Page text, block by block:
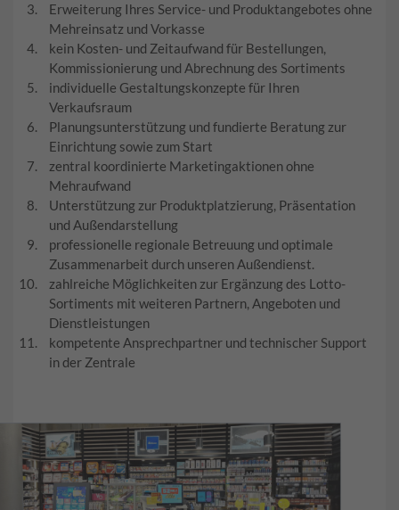
Erweiterung Ihres Service- und Produktangebotes ohne
Mehreinsatz und Vorkasse
kein Kosten- und Zeitaufwand für Bestellungen,
Kommissionierung und Abrechnung des Sortiments
individuelle Gestaltungskonzepte für Ihren
Verkaufsraum
Planungsunterstützung und fundierte Beratung zur
Einrichtung sowie zum Start
zentral koordinierte Marketingaktionen ohne
Mehraufwand
Unterstützung zur Produktplatzierung, Präsentation
und Außendarstellung
professionelle regionale Betreuung und optimale
Zusammenarbeit durch unseren Außendienst.
zahlreiche Möglichkeiten zur Ergänzung des Lotto-
Sortiments mit weiteren Partnern, Angeboten und
Dienstleistungen
kompetente Ansprechpartner und technischer Support
in der Zentrale